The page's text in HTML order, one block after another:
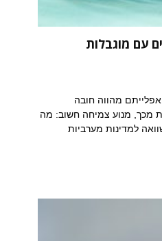
עם מוגבלות
מהווה חובה
מכך, מנוע צמיחה חשוב: מה
למדינות מערביות